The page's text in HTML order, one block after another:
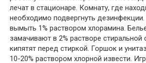
лечат в стационаре. Комнату, где
необходимо подвергнуть
вымыть 1% раствором хлорамина.
замачивают в 2% растворе стиральной
кипятят перед стиркой. Горшок и
10-20% раствором хлорной извести.